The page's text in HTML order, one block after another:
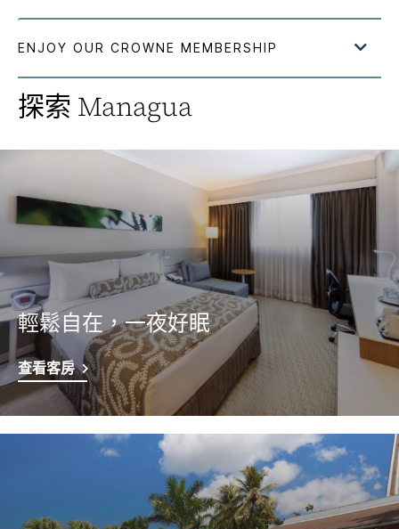
探索 Managua
輕鬆自在，一夜好眠
查看客房